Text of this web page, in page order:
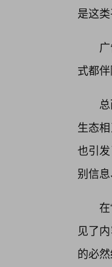
是这
式都
生态
也引
别信
见了
的必